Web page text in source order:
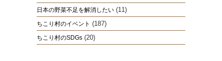
日本の野菜不足を解消したい (11)
ちこり村のイベント (187)
ちこり村のSDGs (20)